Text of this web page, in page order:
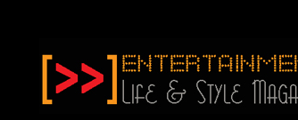
springenBase.de